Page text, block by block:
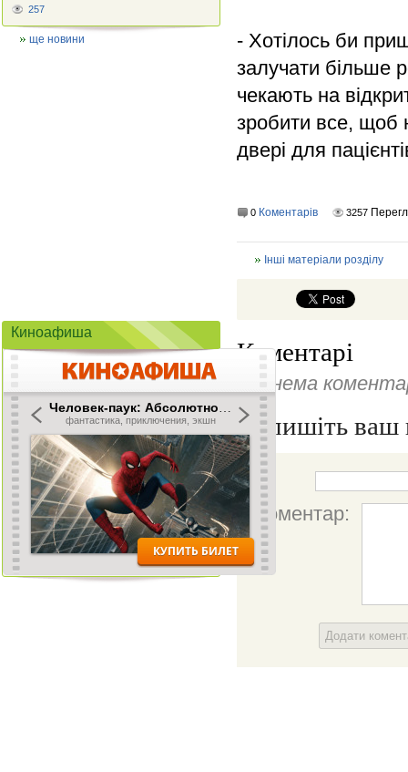
- Хотілось би
залучати більше
чекають на
зробити все, щоб
двері для
0 Коментарів 3257
Інші матеріали розділу
Коментарі
Ще нема
Напишіть ваш
Ім'я:
Коментар:
Додати
257
ще новини
Киноафиша